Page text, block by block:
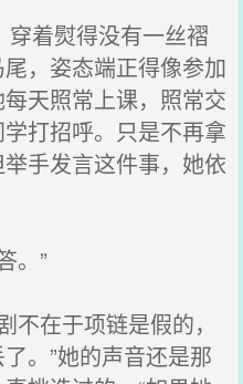
着熨得没有一丝褶
，姿态端正得像参加
天照常上课，照常交
打招呼。只是不再拿
手发言这件事，她依
。”
在于项链是假的，
。”她的声音还是那